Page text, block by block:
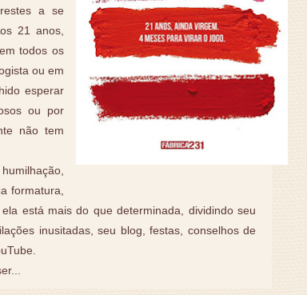
a se
21 anos,
todos os
ou em
esperar
ou por
não tem
formatura,
está mais do que determinada, dividindo seu
inusitadas, seu blog, festas, conselhos de